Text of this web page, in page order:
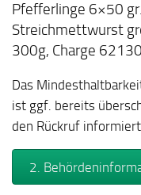
Pfefferlinge 6×50
Streichmettwurst
300g, Charge
Das
ist ggf. bereits
den Rückruf informiert.
2.